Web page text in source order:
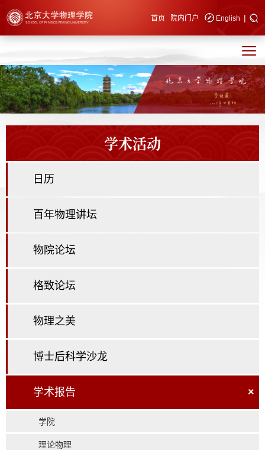
快速导航 首页 院内门户 English |
学术活动
日历
百年物理讲坛
物院论坛
格致论坛
物理之美
博士后科学沙龙
学术报告 ×
学院
理论物理